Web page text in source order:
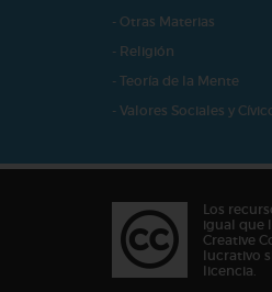
- Otras Materias
- Religión
- Teoría de la Mente
- Valores Sociales y
Los
igual que
Creative
lucrativo
licencia.